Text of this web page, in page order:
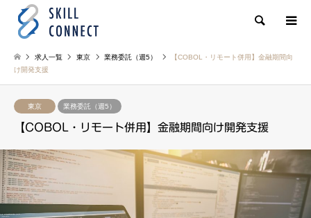
検索
求人一覧 東京 業務委託（週5）
【COBOL・リモート併用】金融期間向
け開発支援
東京 業務委託（週5）
【COBOL・リモート併用】金融期間向け開発支援